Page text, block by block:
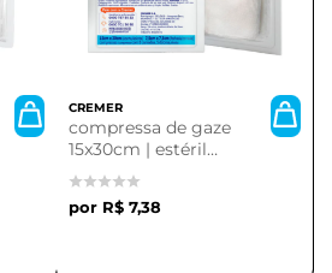
CREMER
compressa de gaze
15x30cm | estéril
algodão eto - 01
unidade
R$ 7,38